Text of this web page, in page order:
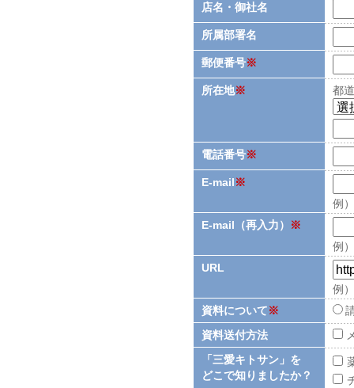
店名・御社名
所属部署名
郵便番号※
所在地※ 都
電話番号※
E-mail※
例
E-mail（再入力）
※
例
URL
例
資料について※
資料送付方法
「三愛キトサン」を
どこで知りましたか？